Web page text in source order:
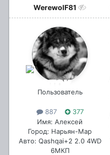
WerewolF81
Пользователь
887
377
Имя: Алексей
Город: Нарьян-Мар
Авто: Qashqai+2 2.0 4WD
6МКП